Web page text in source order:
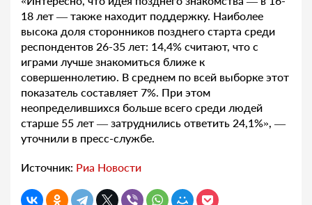
18 лет — также находит поддержку. Наиболее
высока доля сторонников позднего старта среди
респондентов 26-35 лет: 14,4% считают, что с
играми лучше знакомиться ближе к
совершеннолетию. В среднем по всей выборке этот
показатель составляет 7%. При этом
неопределившихся больше всего среди людей
старше 55 лет — затруднились ответить 24,1%», —
уточнили в пресс-службе.
Источник: Риа Новости